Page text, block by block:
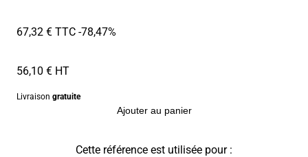
67,32 € TTC-78,47%
56,10 € HT
Livraison gratuite
Ajouter au panier
Cette référence est utilisée pour :